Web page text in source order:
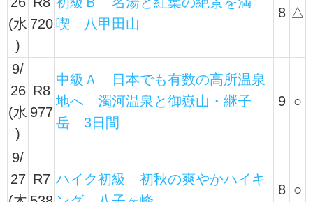
(水
)
720 喫 八甲田山
8 △
9/
26
(水
)
R8
977
中級Ａ 日本でも有数の高所温泉
地へ 濁河温泉と御嶽山・継子
岳 3日間
9 ○
9/
27 R7 ハイク初級 初秋の爽やかハイキ
8 ○